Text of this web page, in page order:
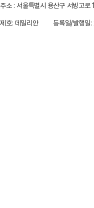
주소 : 서울특별시 용산구 서빙고
제호: 데일리안
등록일/발행